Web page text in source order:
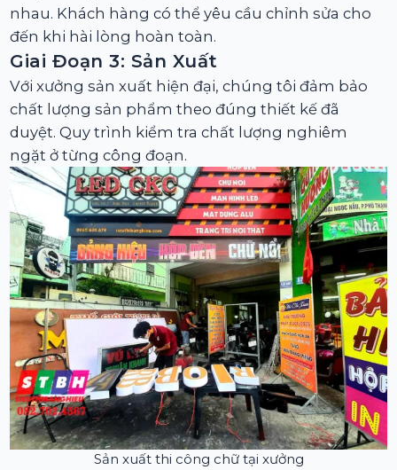
nhau. Khách hàng có thể yêu cầu chỉnh sửa cho
đến khi hài lòng hoàn toàn.
Giai Đoạn 3: Sản Xuất
Với xưởng sản xuất hiện đại, chúng tôi đảm bảo
chất lượng sản phẩm theo đúng thiết kế đã
duyệt. Quy trình kiểm tra chất lượng nghiêm
ngặt ở từng công đoạn.
Sản xuất thi công chữ tại xưởng